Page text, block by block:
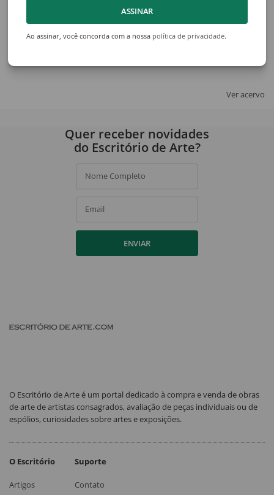
Arnaldo Ferrari
Kazuo Wakabayashi
Ver acervo
ASSINAR
Ao assinar, você concorda com a nossa política de privacidade.
Quer receber novidades
do Escritório de Arte?
Nome Completo
Email
ENVIAR
O Escritório de Arte é um portal dedicado à compra e venda de obras
de arte de artistas consagrados, avaliação de peças individuais ou de
espólios, curiosidades sobre artes e exposições.
O Escritório
Artigos
Suporte
Contato